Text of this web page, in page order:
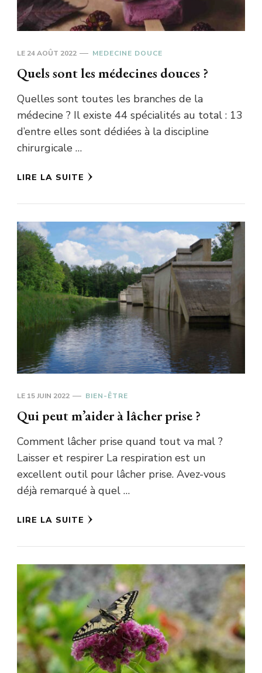
LE 24 AOÛT 2022 MEDECINE DOUCE
Quels sont les médecines douces ?
Quelles sont toutes les branches de la
médecine ? Il existe 44 spécialités au total : 13
d’entre elles sont dédiées à la discipline
chirurgicale …
LIRE LA SUITE
LE 15 JUIN 2022 BIEN-ÊTRE
Qui peut m’aider à lâcher prise ?
Comment lâcher prise quand tout va mal ?
Laisser et respirer La respiration est un
excellent outil pour lâcher prise. Avez-vous
déjà remarqué à quel …
LIRE LA SUITE